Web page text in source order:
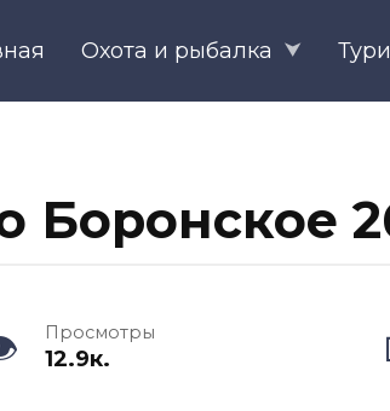
Охота и рыбалка
Боронское
Просмотры
12.9к.